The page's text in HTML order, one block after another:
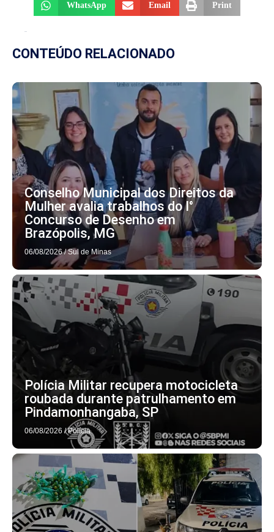
WhatsApp Email Print
CONTEÚDO RELACIONADO
Conselho Municipal dos Direitos da
Mulher avalia trabalhos do I°
Concurso de Desenho em
Brazópolis, MG
06/08/2026 / Sul de Minas
Polícia Militar recupera motocicleta
roubada durante patrulhamento em
Pindamonhangaba, SP
06/08/2026 / Polícia